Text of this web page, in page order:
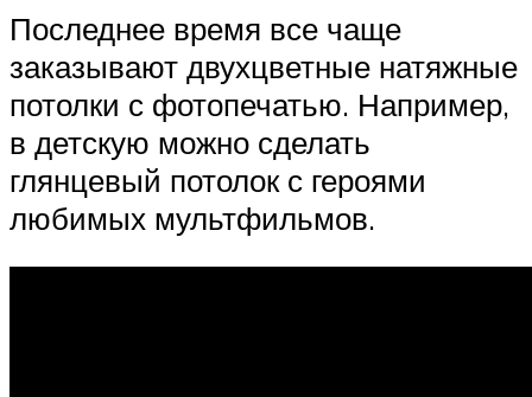
Последнее время все чаще
заказывают двухцветные натяжные
потолки с фотопечатью. Например,
в детскую можно сделать
глянцевый потолок с героями
любимых мультфильмов.